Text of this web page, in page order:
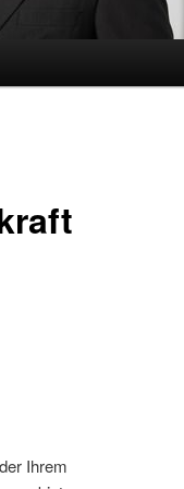
Ihrem